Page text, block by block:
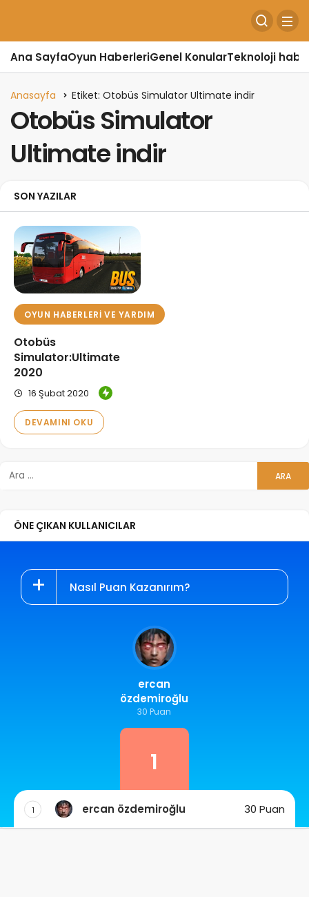
Ana SayfaOyun HaberleriGenel KonularTeknoloji
Anasayfa Etiket: Otobüs Simulator Ultimate indir
Otobüs Simulator
Ultimate indir
SON YAZILAR
OYUN HABERLERI VE YARDIM
Otobüs
Simulator:Ultimate
2020
16 Şubat 2020
DEVAMINI OKU
ÖNE ÇIKAN KULLANICILAR
Nasıl Puan Kazanırım?
ercan
özdemiroğlu
30 Puan
1
1 ercan özdemiroğlu 30 Puan